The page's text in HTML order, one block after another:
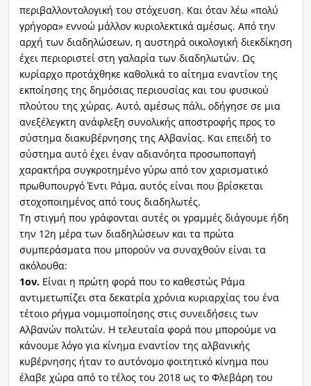
περιβαλλοντολογική του στόχευση. Και όταν λέω «πολύ
γρήγορα» εννοώ μάλλον κυριολεκτικά αμέσως. Από την
αρχή των διαδηλώσεων, η αυστηρά οικολογική διεκδίκηση
έχει περιοριστεί στη γαλαρία των διαδηλωτών. Ως
κυρίαρχο προτάχθηκε καθολικά το αίτημα εναντίον της
εκποίησης της δημόσιας περιουσίας και του φυσικού
πλούτου της χώρας. Αυτό, αμέσως πάλι, οδήγησε σε μια
ανεξέλεγκτη ανάφλεξη συνολικής αποστροφής προς το
σύστημα διακυβέρνησης της Αλβανίας. Και επειδή το
σύστημα αυτό έχει έναν αδιανόητα προσωποπαγή
χαρακτήρα συγκροτημένο γύρω από τον χαρισματικό
πρωθυπουργό Έντι Ράμα, αυτός είναι που βρίσκεται
στοχοποιημένος από τους διαδηλωτές.
Τη στιγμή που γράφονται αυτές οι γραμμές διάγουμε ήδη
την 12η μέρα των διαδηλώσεων και τα πρώτα
συμπεράσματα που μπορούν να συναχθούν είναι τα
ακόλουθα:
1ον.Είναι η πρώτη φορά που το καθεστώς Ράμα
αντιμετωπίζει στα δεκατρία χρόνια κυριαρχίας του ένα
τέτοιο ρήγμα νομιμοποίησης στις συνειδήσεις των
Αλβανών πολιτών. Η τελευταία φορά που μπορούμε να
κάνουμε λόγο για κίνημα εναντίον της αλβανικής
κυβέρνησης ήταν το αυτόνομο φοιτητικό κίνημα που
έλαβε χώρα από το τέλος του 2018 ως το Φλεβάρη του